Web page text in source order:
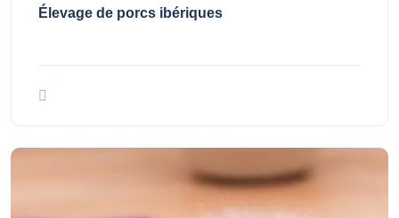
Élevage de porcs ibériques